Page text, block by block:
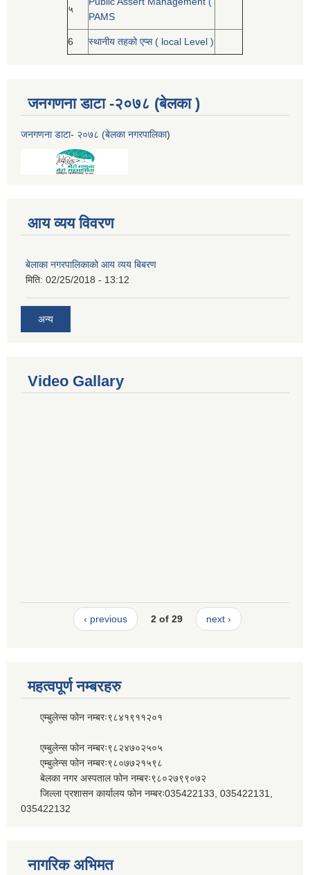
५
PAMS
6 स्थानीय तहको एप्स ( local Level )
जनगणना डाटा -२०७८ (बेलका )
जनगणना डाटा- २०७८ (बेलका नगरपालिका)
आय व्यय विवरण
बेलाका नगरपालिकाको आय व्यय बिबरण
मिति: 02/25/2018 - 13:12
अन्य
Video Gallary
‹ previous 2 of 29 next ›
महत्वपूर्ण नम्बरहरु
एम्बुलेन्स फोन नम्बरः९८४१९११२०१
एम्बुलेन्स फोन नम्बरः९८२४७०२५०५
एम्बुलेन्स फोन नम्बरः९८०७७२१५९८
बेलका नगर अस्पताल फोन नम्बरः९८०२७९९०७२
जिल्ला प्रशासन कार्यालय फोन नम्बरः035422133, 035422131,
035422132
नागरिक अभिमत